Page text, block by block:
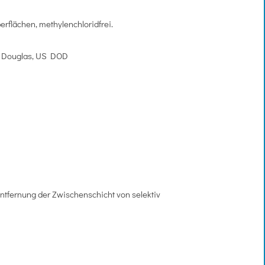
methylenchloridfrei.
US DOD
der Zwischenschicht von selektiv